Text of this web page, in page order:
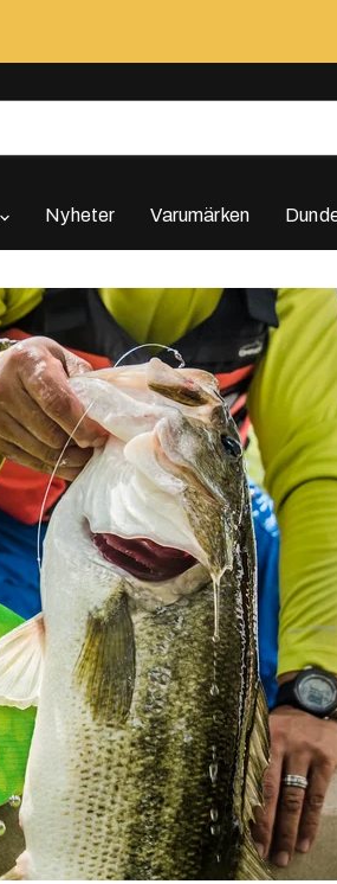
Nyheter Varumärken